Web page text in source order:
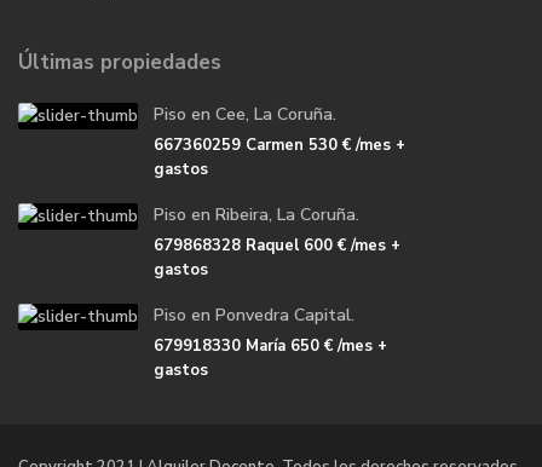
Últimas propiedades
Piso en Cee, La Coruña.
667360259 Carmen 530 €/mes +
gastos
Piso en Ribeira, La Coruña.
679868328 Raquel600 €/mes +
gastos
Piso en Ponvedra Capital.
679918330 María 650 €/mes +
gastos